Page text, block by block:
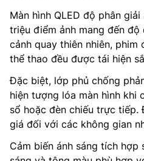
Màn hình QLED độ phân
triệu điểm ảnh mang đến
cảnh quay thiên nhiên,
thể thao đều được tái hiện
Đặc biệt, lớp phủ chống
hiện tượng lóa màn hình khi
sổ hoặc đèn chiếu trực
giá đối với các không gian
Cảm biến ánh sáng tích